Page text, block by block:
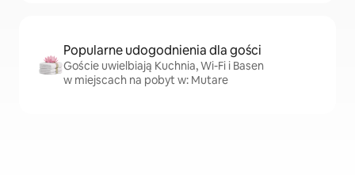
Popularne udogodnienia dla gości
Goście uwielbiają Kuchnia, Wi-Fi i Basen
w miejscach na pobyt w: Mutare